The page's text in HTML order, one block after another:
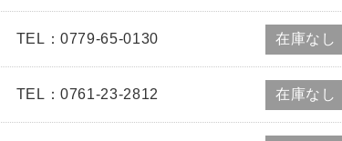
TEL：0779-65-0130 在庫なし
TEL：0761-23-2812 在庫なし